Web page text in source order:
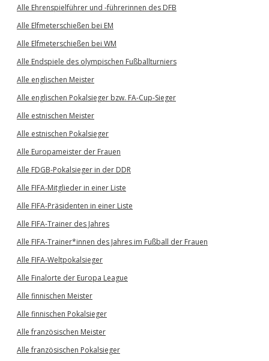
Alle Ehrenspielführer und -führerinnen des DFB
Alle Elfmeterschießen bei EM
Alle Elfmeterschießen bei WM
Alle Endspiele des olympischen Fußballturniers
Alle englischen Meister
Alle englischen Pokalsieger bzw. FA-Cup-Sieger
Alle estnischen Meister
Alle estnischen Pokalsieger
Alle Europameister der Frauen
Alle FDGB-Pokalsieger in der DDR
Alle FIFA-Mitglieder in einer Liste
Alle FIFA-Präsidenten in einer Liste
Alle FIFA-Trainer des Jahres
Alle FIFA-Trainer*innen des Jahres im Fußball der Frauen
Alle FIFA-Weltpokalsieger
Alle Finalorte der Europa League
Alle finnischen Meister
Alle finnischen Pokalsieger
Alle französischen Meister
Alle französischen Pokalsieger